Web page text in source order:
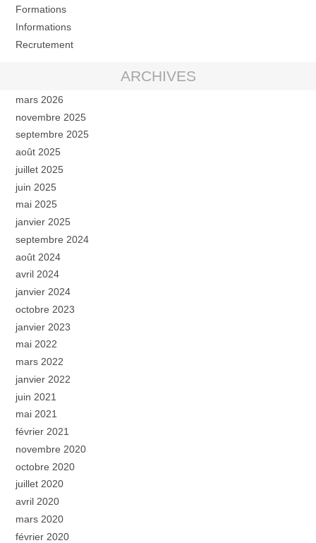
Formations
Informations
Recrutement
ARCHIVES
mars 2026
novembre 2025
septembre 2025
août 2025
juillet 2025
juin 2025
mai 2025
janvier 2025
septembre 2024
août 2024
avril 2024
janvier 2024
octobre 2023
janvier 2023
mai 2022
mars 2022
janvier 2022
juin 2021
mai 2021
février 2021
novembre 2020
octobre 2020
juillet 2020
avril 2020
mars 2020
février 2020